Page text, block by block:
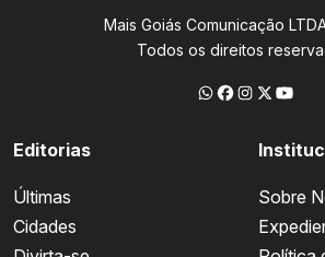
Mais Goiás Comunicação
Todos os direitos
Editorias
Últimas
Cidades
Sobre